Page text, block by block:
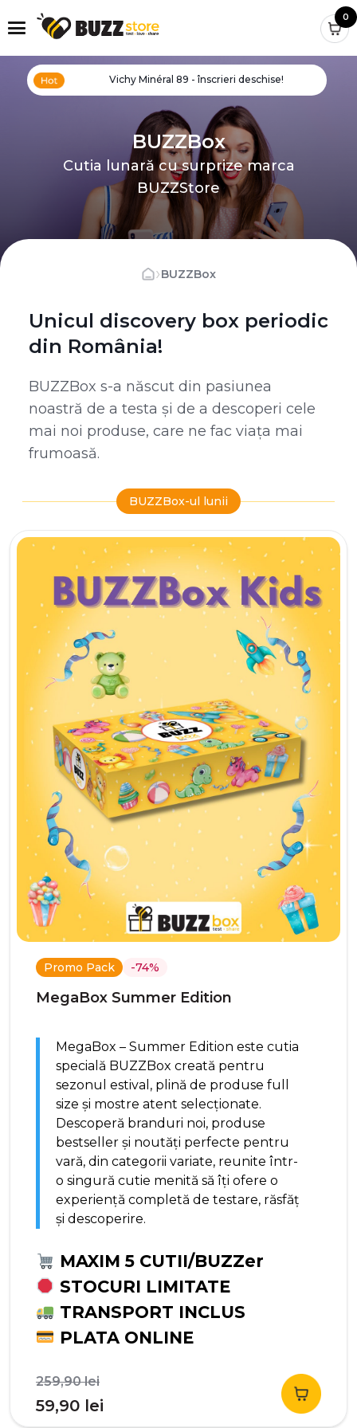
0
Vichy Minéral 89 - înscrieri deschise!
BUZZBox
Cutia lunară cu surprize marca
BUZZStore
›BUZZBox
Unicul discovery box periodic
din România!
BUZZBox s-a născut din pasiunea
noastră de a testa și de a descoperi cele
mai noi produse, care ne fac viața mai
frumoasă.
BUZZBox-ul lunii
Promo Pack -74%
MegaBox Summer Edition
MegaBox – Summer Edition este cutia
specială BUZZBox creată pentru
sezonul estival, plină de produse full
size și mostre atent selecționate.
Descoperă branduri noi, produse
bestseller și noutăți perfecte pentru
vară, din categorii variate, reunite într-
o singură cutie menită să îți ofere o
experiență completă de testare, răsfăț
și descoperire.
MAXIM 5 CUTII/BUZZer
STOCURI LIMITATE
TRANSPORT INCLUS
PLATA ONLINE
259,90leiPrețul
inițial
59,90 lei